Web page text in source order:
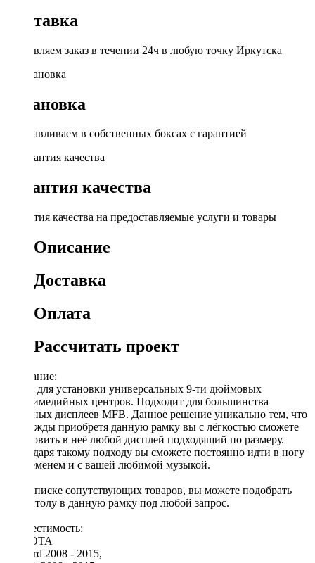
Доставка
Доставляем заказ в течении 24ч в любую точку Иркутска
Установка
Устанавливаем в собственных боксах с гарантией
Гарантия качества
Гарантия качества на предоставляемые услуги и товары
Описание
Доставка
Оплата
Рассчитать проект
Описание:
Рамка для установки универсальных 9-ти дюймовых
мультимедийных центров. Подходит для большинства
овальных дисплеев MFB. Данное решение уникально тем, что
единожды приобретя данную рамку вы с лёгкостью сможете
установить в неё любой дисплей подходящий по размеру.
Благодаря такому подходу вы сможете постоянно идти в ногу
со временем и с вашей любимой музыкой.
[!] В списке сопутствующих товаров, вы можете подобрать
магнитолу в данную рамку под любой запрос.
Совместимость:
TOYOTA
Alphard 2008 - 2015,